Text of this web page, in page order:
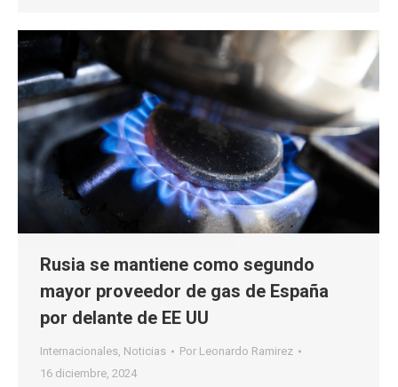
Rusia se mantiene como segundo
mayor proveedor de gas de España
por delante de EE UU
Internacionales, Noticias Por Leonardo Ramirez
16 diciembre, 2024